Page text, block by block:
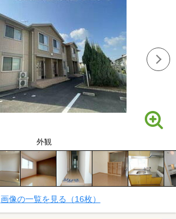
外観
画像の一覧を見る（16枚）